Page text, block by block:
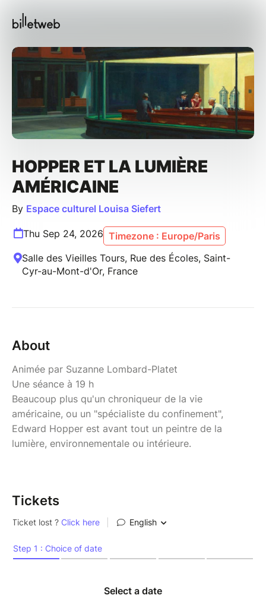
HOPPER ET LA LUMIÈRE
AMÉRICAINE
By Espace culturel Louisa Siefert
Thu Sep 24, 2026 Timezone : Europe/Paris
Salle des Vieilles Tours, Rue des Écoles, Saint-
Cyr-au-Mont-d'Or, France
About
Animée par Suzanne Lombard-Platet
Une séance à 19 h
Beaucoup plus qu'un chroniqueur de la vie
américaine, ou un "spécialiste du confinement",
Edward Hopper est avant tout un peintre de la
lumière, environnementale ou intérieure.
Tickets